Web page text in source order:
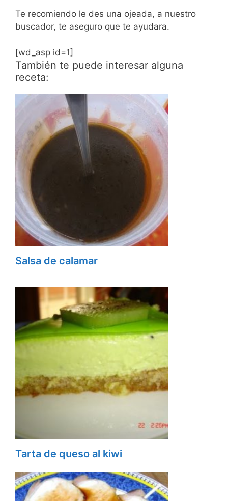
Te recomiendo le des una ojeada, a nuestro
buscador, te aseguro que te ayudara.
[wd_asp id=1]
También te puede interesar alguna
receta:
Salsa de calamar
Tarta de queso al kiwi